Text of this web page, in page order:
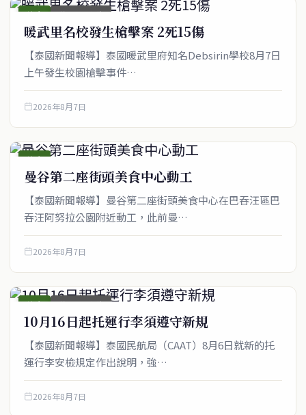
綜合 首頁_圖文稿
暖武里名校發生槍擊案 2死15傷
【泰國新聞報導】泰國暖武里府知名Debsirin學校8月7日
上午發生校園槍擊事件…
2026年8月7日
綜合
曼谷第二座街頭美食中心動工
【泰國新聞報導】曼谷第二座街頭美食中心在巴吞汪區巴
吞汪阿努拉公園附近動工，此前曼…
2026年8月7日
綜合 首頁_圖文稿
10月16日起托運行李須遵守新規
【泰國新聞報導】泰國民航局（CAAT）8月6日就新的托
運行李安檢規定作出說明，強…
2026年8月7日